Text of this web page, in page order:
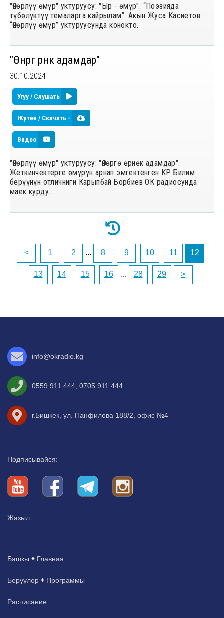
"Өнөрлүү өмүр" уктуруусу: "Ыр - өмүр". “Поэзияда
түбөлүктүү темаларга кайрылам”. Акын Жуса Касиетов
“Өнөрлүү өмүр” уктуруусунда конокто.
"Өнөргө өрнөк адамдар"
30.10.2024
Угуу / Слушать
Жүктөө / Скачать -
Видео
"Өнөрлүү өмүр" уктуруусу: "Өнөргө өрнөк адамдар".
Жеткинчектерге өмүрүн арнап эмгектенген КР Билим
берүүнүн отличниги Карыпбай Борбиев ОК радиосунда
маек курду.
< 1 2 ... 8 9 10 11 12
13 14 15 16 ... 28 29 >
info@okradio.kg
0559 911 444; 0705 911 444
г.Бишкек, ул. Панфилова 188/2, офис №4
Подписывайся:
Жазыл:
Башкы Главная
Берүүлөр Программы
Расписание